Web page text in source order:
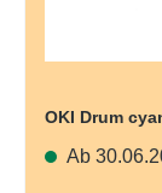
OKI Drum
Ab